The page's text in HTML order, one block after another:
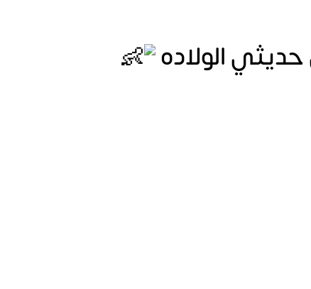
الولاده